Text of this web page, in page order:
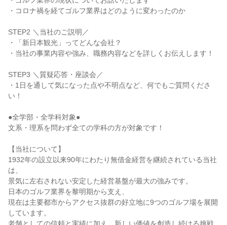
・コロナ禍を経てゴルフ業界はどのように変わったのか
STEP2 ＼当社のご説明／
・「新日本観光」ってどんな会社？
・当社の事業内容や強み、職務内容などを詳しくお伝えします！
STEP3 ＼質疑応答・座談会／
・1日を通して気になった点や不明点など、何でもご質問くださ
い！
●全学部・全学科対象●
文系・理系を問わず全ての学科の方が対象です！
【当社について】
1932年の設立以来90年にわたり無借金経営を継続されている当社
は、
景気に左右されない安定した経営基盤が最大の強みです。
日本のゴルフ業界を黎明期から支え、
現在は主要都市からアクセス抜群の好立地に9つのゴルフ場を展開
しています。